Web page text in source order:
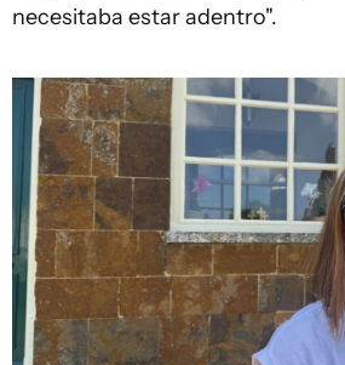
necesitaba estar adentro".